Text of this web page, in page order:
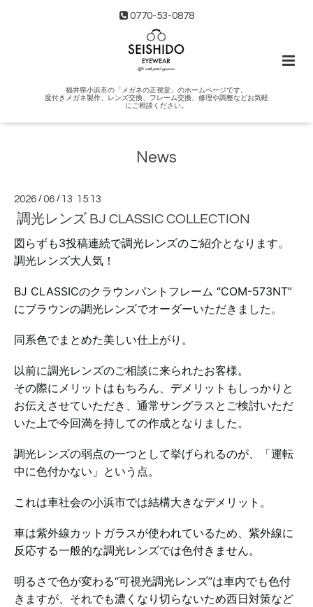
0770-53-0878
福井県小浜市の「メガネの正視堂」のホームページです。
度付きメガネ製作、レンズ交換、フレーム交換、修理や調整などお気軽
にご相談ください。
News
2026 /06 / 13 15:13
調光レンズ BJ CLASSIC COLLECTION
図らずも3投稿連続で調光レンズのご紹介となります。
調光レンズ大人気！
BJ CLASSICのクラウンパントフレーム “COM-573NT”
にブラウンの調光レンズでオーダーいただきました。
同系色でまとめた美しい仕上がり。
以前に調光レンズのご相談に来られたお客様。
その際にメリットはもちろん、デメリットもしっかりと
お伝えさせていただき、通常サングラスとご検討いただ
いた上で今回満を持しての作成となりました。
調光レンズの弱点の一つとして挙げられるのが、「運転
中に色付かない」という点。
これは車社会の小浜市では結構大きなデメリット。
車は紫外線カットガラスが使われているため、紫外線に
反応する一般的な調光レンズでは色付きません。
明るさで色が変わる“可視光調光レンズ”は車内でも色付
きますが、それでも濃くなり切らないため西日対策など